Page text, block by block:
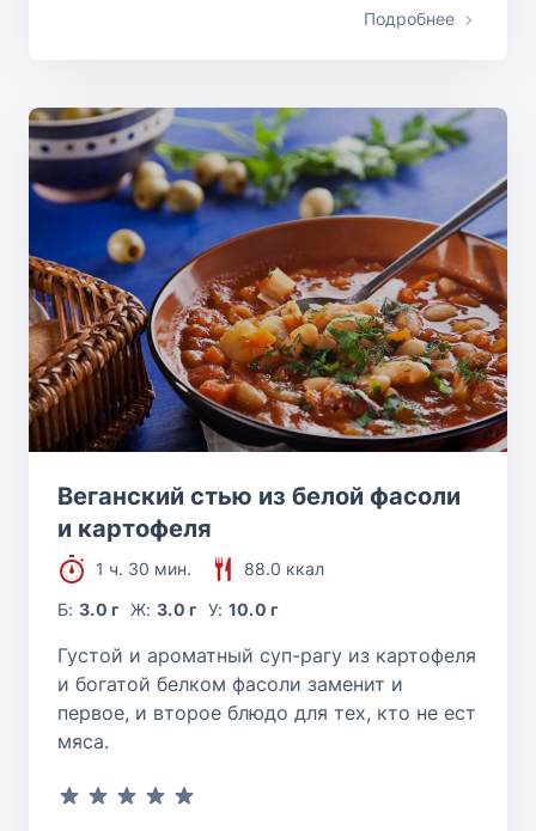
Подробнее
Веганский стью из белой фасоли
и картофеля
1 ч. 30 мин.
88.0 ккал
Б:3.0 г Ж: 3.0 г У: 10.0 г
Густой и ароматный суп-рагу из картофеля
и богатой белком фасоли заменит и
первое, и второе блюдо для тех, кто не ест
мяса.